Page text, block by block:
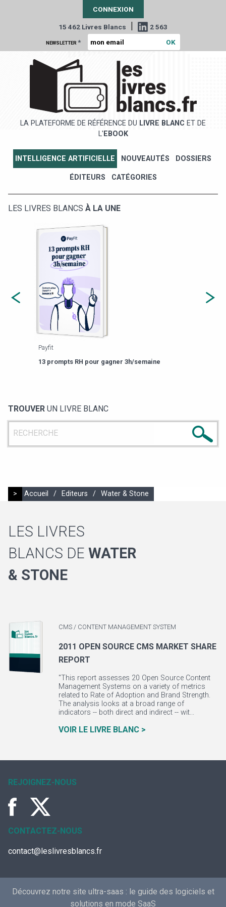
CONNEXION
15 462 Livres Blancs | 2 563
NEWSLETTER *
LA PLATEFORME DE RÉFÉRENCE DU LIVRE BLANC ET DE
L' EBOOK
INTELLIGENCE ARTIFICIELLE NOUVEAUTÉS DOSSIERS
ÉDITEURS CATÉGORIES
LES LIVRES BLANCS À LA UNE
Payfit
13 prompts RH pour gagner 3h/semaine
TROUVER UN LIVRE BLANC
> Accueil / Editeurs / Water & Stone
LES LIVRES
BLANCS DE WATER
& STONE
CMS / CONTENT MANAGEMENT SYSTEM
2011 OPEN SOURCE CMS MARKET SHARE
REPORT
"This report assesses 20 Open Source Content
Management Systems on a variety of metrics
related to Rate of Adoption and Brand Strength.
The analysis looks at a broad range of
indicators -- both direct and indirect -- wit...
VOIR LE LIVRE BLANC >
REJOIGNEZ-NOUS
CONTACTEZ-NOUS
contact@leslivresblancs.fr
Découvrez notre site ultra-saas : le guide des logiciels et
solutions en mode SaaS